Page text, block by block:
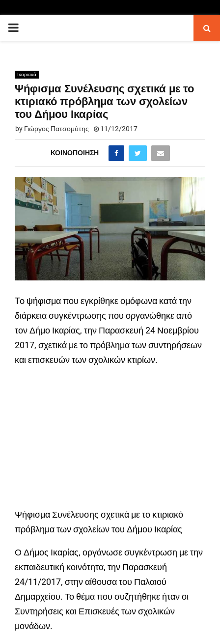
PRIMARY
Ικαριακά
Ψήφισμα Συνέλευσης σχετικά με το
κτιριακό πρόβλημα των σχολείων
του Δήμου Ικαρίας
by Γιώργος Πατσομύτης 11/12/2017
ΚΟΙΝΟΠΟΊΗΣΗ
To ψήφισμα που εγκρίθηκε ομόφωνα κατά την
διάρκεια συγκέντρωσης που οργανώθηκε από
τον Δήμο Ικαρίας, την Παρασκευή 24 Νοεμβρίου
2017, σχετικά με το πρόβλημα των συντηρήσεων
και επισκευών των σχολικών κτιρίων.
Ψήφισμα Συνέλευσης σχετικά με το κτιριακό
πρόβλημα των σχολείων του Δήμου Ικαρίας
Ο Δήμος Ικαρίας, οργάνωσε συγκέντρωση με την
εκπαιδευτική κοινότητα, την Παρασκευή
24/11/2017, στην αίθουσα του Παλαιού
Δημαρχείου. Το θέμα που συζητήθηκε ήταν οι
Συντηρήσεις και Επισκευές των σχολικών
μονάδων.